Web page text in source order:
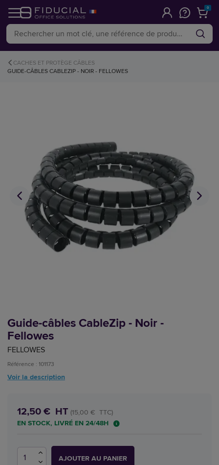
0
CACHES ET PROTÈGE CÂBLES
GUIDE-CÂBLES CABLEZIP - NOIR - FELLOWES
Guide-câbles CableZip - Noir -
Fellowes
FELLOWES
Référence : 101173
Voir la description
12,50 € HT (15,00 € TTC)
EN STOCK, LIVRÉ EN 24/48H
AJOUTER AU PANIER